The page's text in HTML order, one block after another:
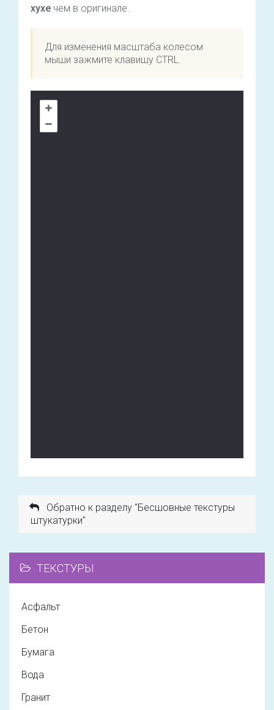
хухе чем в оригинале.
Для изменения масштаба колесом
мыши зажмите клавишу CTRL.
Обратно к разделу "Бесшовные текстуры
штукатурки"
ТЕКСТУРЫ
Асфальт
Бетон
Бумага
Вода
Гранит